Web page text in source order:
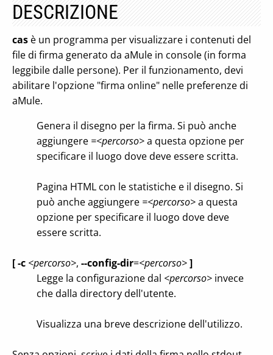
DESCRIZIONE
cas è un programma per visualizzare i contenuti del
file di firma generato da aMule in console (in forma
leggibile dalle persone). Per il funzionamento, devi
abilitare l'opzione "firma online" nelle preferenze di
aMule.
Genera il disegno per la firma. Si può anche
aggiungere =<percorso>a questa opzione per
specificare il luogo dove deve essere scritta.
Pagina HTML con le statistiche e il disegno. Si
può anche aggiungere =<percorso>a questa
opzione per specificare il luogo dove deve
essere scritta.
[ -c <percorso>, --config-dir=<percorso>]
Legge la configurazione dal <percorso> invece
che dalla directory dell'utente.
Visualizza una breve descrizione dell'utilizzo.